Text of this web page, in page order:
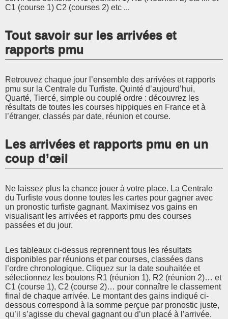
C1 (course 1) C2 (courses 2) etc ...
Tout savoir sur les arrivées et
rapports pmu
Retrouvez chaque jour l’ensemble des arrivées et rapports
pmu sur la Centrale du Turfiste. Quinté d’aujourd’hui,
Quarté, Tiercé, simple ou couplé ordre : découvrez les
résultats de toutes les courses hippiques en France et à
l’étranger, classés par date, réunion et course.
Les arrivées et rapports pmu en un
coup d’œil
Ne laissez plus la chance jouer à votre place. La Centrale
du Turfiste vous donne toutes les cartes pour gagner avec
un pronostic turfiste gagnant. Maximisez vos gains en
visualisant les arrivées et rapports pmu des courses
passées et du jour.
Les tableaux ci-dessus reprennent tous les résultats
disponibles par réunions et par courses, classées dans
l’ordre chronologique. Cliquez sur la date souhaitée et
sélectionnez les boutons R1 (réunion 1), R2 (réunion 2)… et
C1 (course 1), C2 (course 2)… pour connaître le classement
final de chaque arrivée. Le montant des gains indiqué ci-
dessous correspond à la somme perçue par pronostic juste,
qu’il s’agisse du cheval gagnant ou d’un placé à l’arrivée.